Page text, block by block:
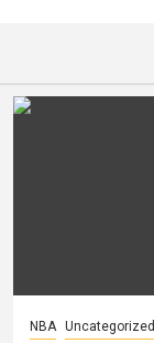
NBA Uncategorized